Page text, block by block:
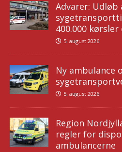
Advarer: Udløb
400.000
5. august 2026
Ny ambulance
5. august 2026
Region
regler for
ambulancerne